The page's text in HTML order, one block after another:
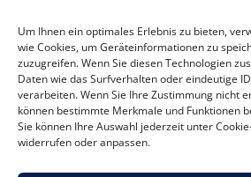
Um Ihnen ein optimales Erlebnis zu bieten,
wie Cookies, um Geräteinformationen zu
zuzugreifen. Wenn Sie diesen Technologien
Daten wie das Surfverhalten oder eindeutige
verarbeiten. Wenn Sie Ihre Zustimmung nicht
können bestimmte Merkmale und Funktionen
Sie können Ihre Auswahl jederzeit unter
widerrufen oder anpassen.
Datenschutzerklärung
Impressum
Wir sind Mitglied im Deutschen Verband